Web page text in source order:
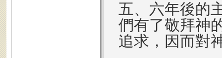
五、六年後的
們有了敬拜神
追求，因而對